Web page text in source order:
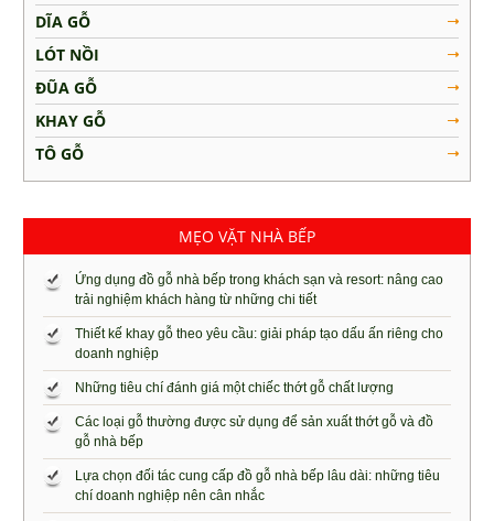
DĨA GỖ
LÓT NỒI
ĐŨA GỖ
KHAY GỖ
TÔ GỖ
MẸO VẶT NHÀ BẾP
Ứng dụng đồ gỗ nhà bếp trong khách sạn và resort: nâng cao
trải nghiệm khách hàng từ những chi tiết
Thiết kế khay gỗ theo yêu cầu: giải pháp tạo dấu ấn riêng cho
doanh nghiệp
Những tiêu chí đánh giá một chiếc thớt gỗ chất lượng
Các loại gỗ thường được sử dụng để sản xuất thớt gỗ và đồ
gỗ nhà bếp
Lựa chọn đối tác cung cấp đồ gỗ nhà bếp lâu dài: những tiêu
chí doanh nghiệp nên cân nhắc